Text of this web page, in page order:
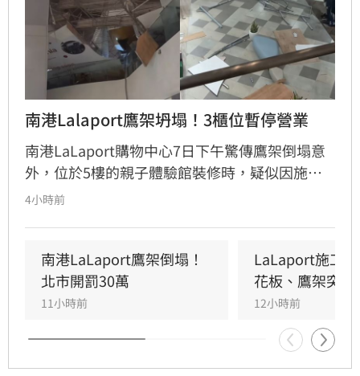
南港Lalaport鷹架坍塌！3櫃位暫停營業
南港LaLaport購物中心7日下午驚傳鷹架倒塌意
外，位於5樓的親子體驗館裝修時，疑似因施工
未固定妥當，導致鷹架與天花板崩落，現場粉塵
3樓部分櫃位暫停營業，其餘區域則維持正常運
作，目前相關單位正積極介入調查，以確保商場
消費安全。
4小時前
南港LaLaport鷹架倒塌！
北市開罰30萬
11小時前
LaLaport施工
花板、鷹架突掉
12小時前